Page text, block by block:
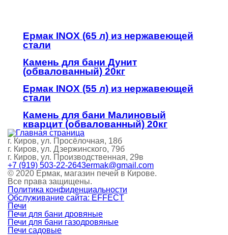
Ермак INOX (65 л) из нержавеющей
стали
Камень для бани Дунит
(обвалованный) 20кг
Ермак INOX (55 л) из нержавеющей
стали
Камень для бани Малиновый
кварцит (обвалованный) 20кг
г. Киров, ул. Просёлочная, 18б
г. Киров, ул. Дзержинского, 79б
г. Киров, ул. Производственная, 29в
+7 (919) 503-22-2643ermak@gmail.com
© 2020 Ермак, магазин печей в Кирове.
Все права защищены.
Политика конфиденциальности
Обслуживание сайта: EFFECT
Печи
Печи для бани дровяные
Печи для бани газодровяные
Печи садовые